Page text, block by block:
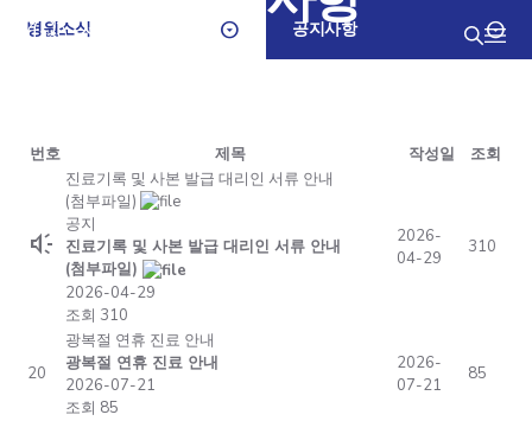
병원소식 공지사항
번호 제목 작성일 조회
brand_awareness
진료기록 및 사본 발급 대리인 서류 안내
(첨부파일)
공지
진료기록 및 사본 발급 대리인 서류 안내
(첨부파일)
2026-04-29
조회 310
2026-
04-29
310
20
광복절 연휴 진료 안내
광복절 연휴 진료 안내
2026-07-21
조회 85
2026-
07-21
85